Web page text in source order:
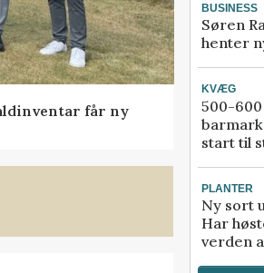
får ny
BUSINESS
Søren
henter
KVÆG
500-
start til
PLANTER
Ny sort
Har
verden